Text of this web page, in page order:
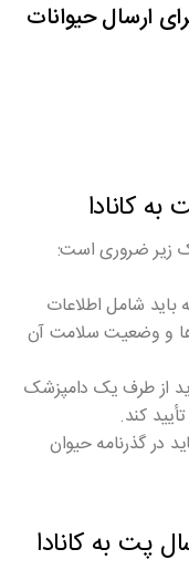
ارسال حیوانات
کانادا
زیر ضروری است:
باید شامل اطلاعات
و وضعیت سلامت آن
از طرف یک دامپزشک
کند.
در گذرنامه حیوان
پت به کانادا